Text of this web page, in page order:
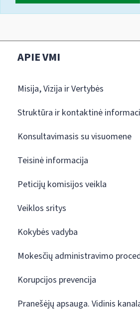
APIE VMI
Misija, Vizija ir Vertybės
Struktūra ir kontaktinė
Konsultavimasis su visuomene
Teisinė informacija
Peticijų komisijos veikla
Veiklos sritys
Kokybės vadyba
Mokesčių administravimo
Korupcijos prevencija
Pranešėjų apsauga. Vidinis